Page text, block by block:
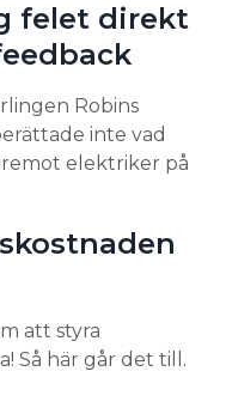
felet direkt
Robins
inte vad
elektriker på
att styra
Så här går det till.